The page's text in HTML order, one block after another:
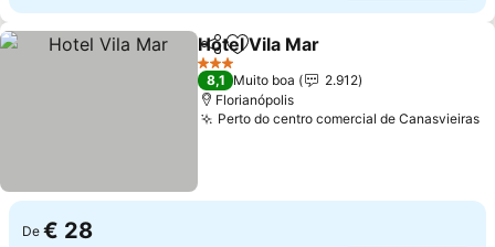
PartilharAdicionar aos favoritos
Hotel Vila Mar
3 Estrelas
8,1 Muito boa
2.912
Florianópolis
Perto do centro comercial de Canasvieiras
De € 28